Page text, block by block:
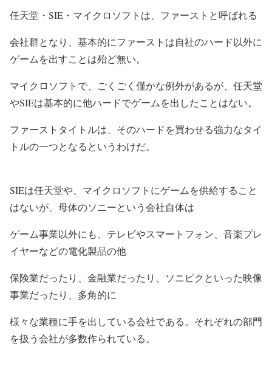
任天堂・SIE・マイクロソフトは、 ファースト と呼ばれる
会社群となり、基本的にファーストは自社のハード以外に
ゲームを出すことは殆ど無い。
マイクロソフトで、ごくごく僅かな例外があるが、任天堂
やSIEは基本的に他ハードでゲームを出したことはない。
ファーストタイトルは、そのハードを買わせる強力なタイ
トルの一つとなるというわけだ。
SIEは任天堂や、マイクロソフトにゲームを供給すること
はないが、母体のソニーという会社自体は
ゲーム事業以外にも、テレビやスマートフォン、音楽プレ
イヤーなどの電化製品の他
保険業だったり、金融業だったり、ソニピクといった映像
事業だったり、多角的に
様々な業種に手を出している会社である。それぞれの部門
を扱う会社が多数作られている。